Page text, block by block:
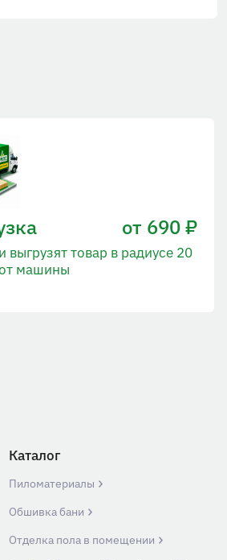
от 690 ₽
выгрузят товар в радиусе 20
машины
Каталог
Пиломатериалы
Обшивка бани
Отделка пола в помещении